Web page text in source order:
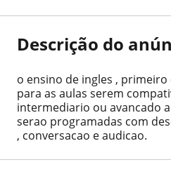
Descrição do
o ensino de ingles ,
para as aulas serem
intermediario ou avancado
serao programadas com
, conversacao e audicao.